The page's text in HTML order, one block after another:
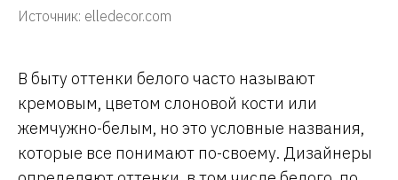
Источник: elledecor.com
В быту оттенки белого часто называют
кремовым, цветом слоновой кости или
жемчужно-белым, но это условные названия,
которые все понимают по-своему. Дизайнеры